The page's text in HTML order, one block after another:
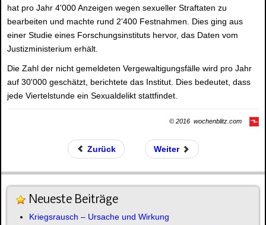
hat pro Jahr 4'000 Anzeigen wegen sexueller Straftaten zu
bearbeiten und machte rund 2'400 Festnahmen. Dies ging aus
einer Studie eines Forschungsinstituts hervor, das Daten vom
Justizministerium erhält.
Die Zahl der nicht gemeldeten Vergewaltigungsfälle wird pro Jahr
auf 30'000 geschätzt, berichtete das Institut. Dies bedeutet, dass
jede Viertelstunde ein Sexualdelikt stattfindet.
© 2016 wochenblitz.com
Zurück Weiter
Neueste Beiträge
Kriegsrausch – Ursache und Wirkung